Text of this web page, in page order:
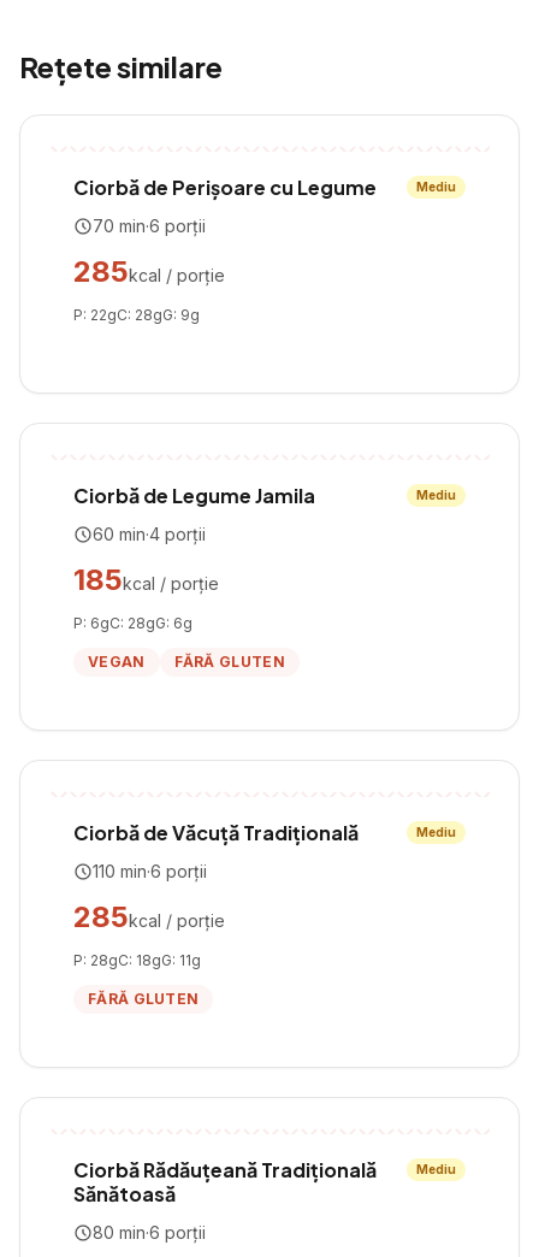
Rețete similare
Ciorbă de Perișoare cu Legume Mediu
70 min·6 porții
285kcal / porție
P: 22gC: 28gG: 9g
Ciorbă de Legume Jamila Mediu
60 min·4 porții
185kcal / porție
P: 6gC: 28gG: 6g
VEGAN FĂRĂ GLUTEN
Ciorbă de Văcuță Tradițională Mediu
110 min·6 porții
285kcal / porție
P: 28gC: 18gG: 11g
FĂRĂ GLUTEN
Ciorbă Rădăuțeană Tradițională
Sănătoasă
Mediu
80 min·6 porții